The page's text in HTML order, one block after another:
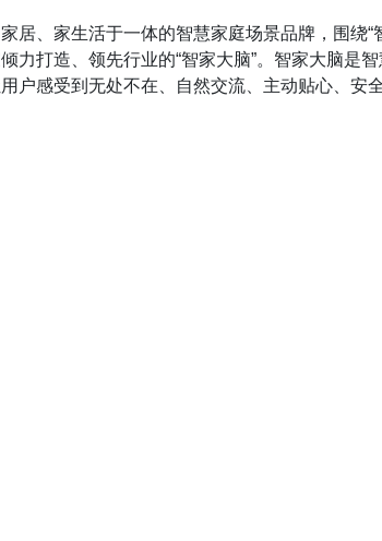
居、家生活于一体的智慧家庭场景品牌，围绕
力打造、领先行业的“智家大脑”。智家大脑是
户感受到无处不在、自然交流、主动贴心、安